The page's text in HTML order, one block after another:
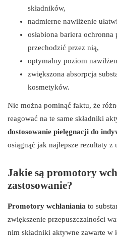
składników,
nadmierne nawilżenie
osłabiona bariera ochronna
przechodzić przez nią,
optymalny poziom
zwiększona absorpcja
kosmetyków.
Nie można pominąć faktu, że
reagować na te same składniki
dostosowanie pielęgnacji do
osiągnąć jak najlepsze rezultaty
Jakie są promotory
zastosowanie?
Promotory wchłaniania to
zwiększenie przepuszczalności
nim składniki aktywne zawarte w